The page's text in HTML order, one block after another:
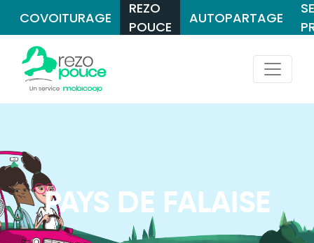
COVOITURAGE
REZO
POUCE
AUTOPARTAGE
PAYS DE FALAISE